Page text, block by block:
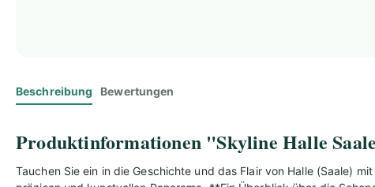
Beschreibung Bewertungen
Produktinformationen "Skyline Halle
Tauchen Sie ein in die Geschichte und das Flair von Halle (Saale)